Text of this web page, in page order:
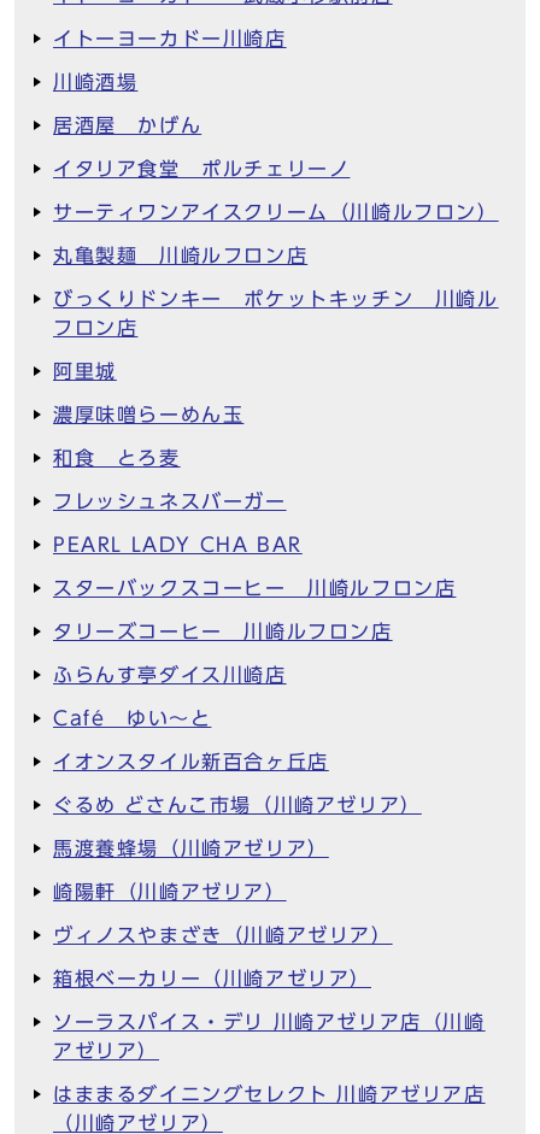
イトーヨーカドー川崎店
川崎酒場
居酒屋 かげん
イタリア食堂 ポルチェリーノ
サーティワンアイスクリーム（川崎ルフロン）
丸亀製麺 川崎ルフロン店
びっくりドンキー ポケットキッチン 川崎ル
フロン店
阿里城
濃厚味噌らーめん玉
和食 とろ麦
フレッシュネスバーガー
PEARL LADY CHA BAR
スターバックスコーヒー 川崎ルフロン店
タリーズコーヒー 川崎ルフロン店
ふらんす亭ダイス川崎店
Café ゆい～と
イオンスタイル新百合ヶ丘店
ぐるめ どさんこ市場（川崎アゼリア）
馬渡養蜂場（川崎アゼリア）
崎陽軒（川崎アゼリア）
ヴィノスやまざき（川崎アゼリア）
箱根ベーカリー（川崎アゼリア）
ソーラスパイス・デリ 川崎アゼリア店（川崎
アゼリア）
はままるダイニングセレクト 川崎アゼリア店
（川崎アゼリア）